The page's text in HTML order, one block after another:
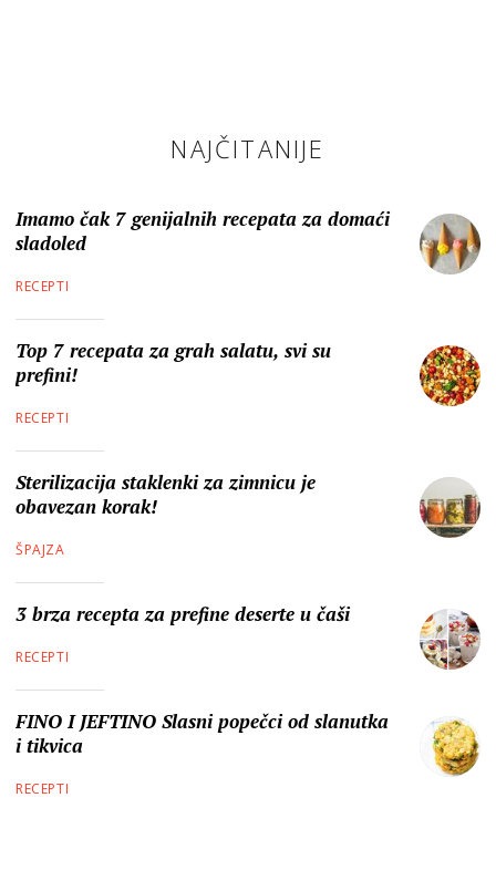
NAJČITANIJE
Imamo čak 7 genijalnih recepata za domaći
sladoled
RECEPTI
Top 7 recepata za grah salatu, svi su
prefini!
RECEPTI
Sterilizacija staklenki za zimnicu je
obavezan korak!
ŠPAJZA
3 brza recepta za prefine deserte u čaši
RECEPTI
FINO I JEFTINO Slasni popečci od slanutka
i tikvica
RECEPTI